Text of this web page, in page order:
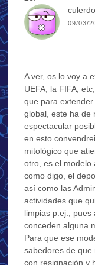
09/03/
A ver, os lo voy a
UEFA, la FIFA,
que para
global, este ha de
espectacular
en esto
mitológico que
otro, es el modelo
como digo, el
así como las
actividades que
limpias p.ej.,
conceden alguna
Para que ese
sabedores de que
con resignación y